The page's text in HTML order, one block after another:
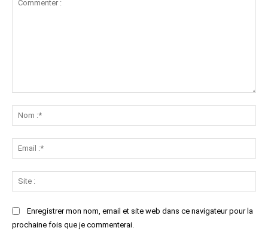
:*
:*
:
Enregistrer mon nom, email et site web dans ce navigateur pour la
prochaine fois que je commenterai.